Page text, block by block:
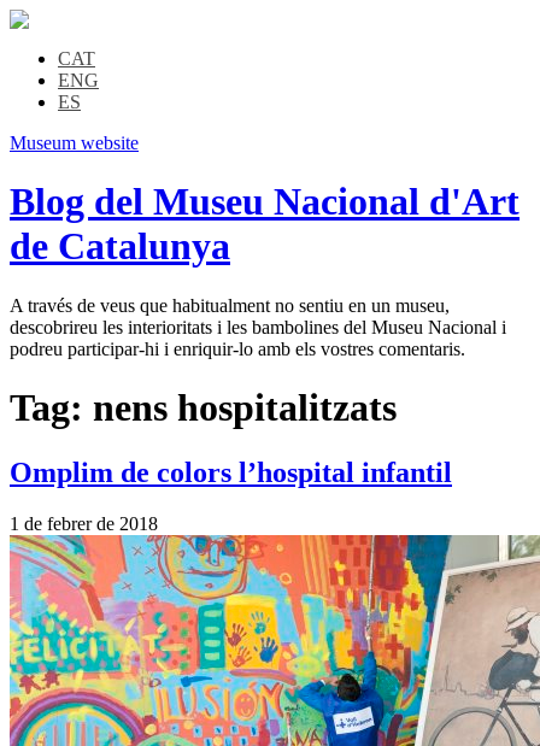
CAT
ENG
ES
Museum website
Blog del Museu Nacional d'Art
de Catalunya
A través de veus que habitualment no sentiu en un museu,
descobrireu les interioritats i les bambolines del Museu Nacional i
podreu participar-hi i enriquir-lo amb els vostres comentaris.
Tag: nens hospitalitzats
Omplim de colors l’hospital infantil
1 de febrer de 2018